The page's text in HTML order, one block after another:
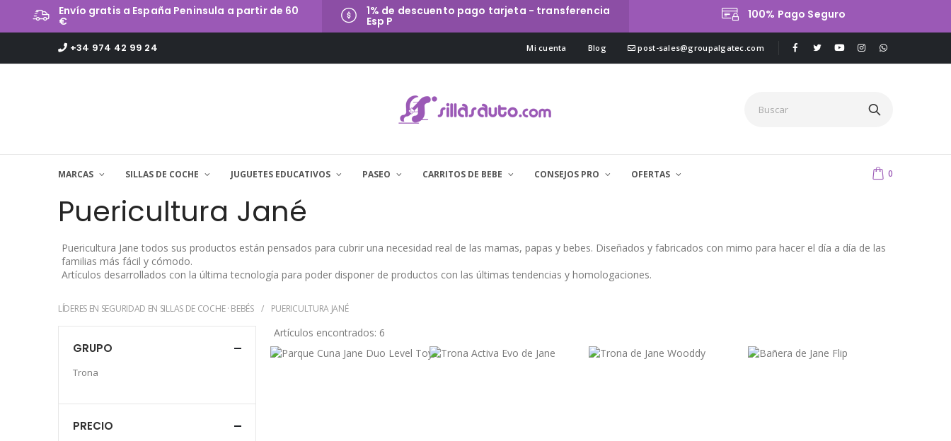
Envío gratis a España Peninsula a partir de 60
€
1% de descuento pago tarjeta - transferencia
Esp P
100% Pago Seguro
+34 974 42 99 24 Mi cuenta Blog post-sales@groupalgatec.com
MARCAS SILLAS DE COCHE JUGUETES EDUCATIVOS PASEO CARRITOS DE BEBE CONSEJOS PRO OFERTAS 0
Puericultura Jané
Puericultura Jane todos sus productos están pensados para cubrir una necesidad real de las mamas, papas y bebes. Diseñados y fabricados con mimo para hacer el día a día de las
familias más fácil y cómodo.
Artículos desarrollados con la última tecnología para poder disponer de productos con las últimas tendencias y homologaciones.
LÍDERES EN SEGURIDAD EN SILLAS DE COCHE · BEBÉS PUERICULTURA JANÉ
Artículos encontrados: 6
GRUPO
Trona
PRECIO